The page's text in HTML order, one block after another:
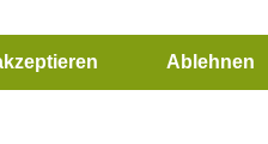
Ablehnen
Mit Dipl.-Ing. (FH) Hans-Jörg